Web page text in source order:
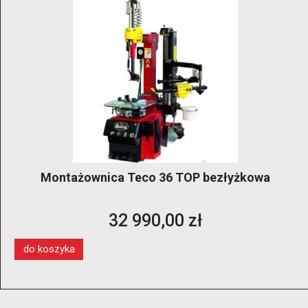
Montażownica Teco 36 TOP bezłyżkowa
32 990,00 zł
do koszyka